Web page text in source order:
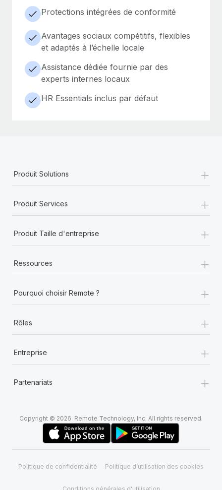
Protections intégrées de conformité
Avantages sociaux compétitifs, flexibles
et adaptés à l’échelle locale
Assistance dédiée fournie par des
experts internes locaux
HR Essentials inclus par défaut
Produit Solutions +
Produit Services +
Produit Taille d'entreprise +
Ressources +
Pourquoi choisir Remote ? +
Rôles +
Entreprise +
Partenariats +
Copyright © 2026. Remote Technology, Inc. All rights reserved.
Politique de confidentialité Politique d’utilisation des cookies